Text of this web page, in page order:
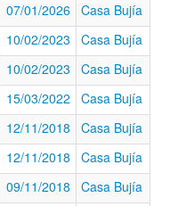
07/01/2026
Casa Bujía
10/02/2023
Casa Bujía
10/02/2023
Casa Bujía
15/03/2022
Casa Bujía
12/11/2018
Casa Bujía
12/11/2018
Casa Bujía
09/11/2018
Casa Bujía